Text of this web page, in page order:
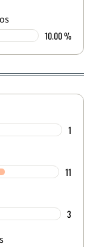
10.00 %
1
11
3